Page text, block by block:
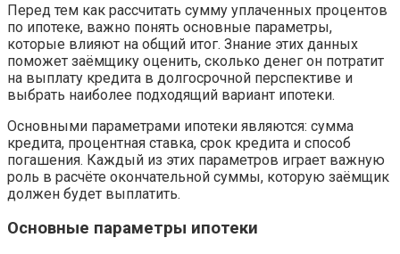
Перед тем как рассчитать сумму уплаченных процентов
по ипотеке, важно понять основные параметры,
которые влияют на общий итог. Знание этих данных
поможет заёмщику оценить, сколько денег он потратит
на выплату кредита в долгосрочной перспективе и
выбрать наиболее подходящий вариант ипотеки.
Основными параметрами ипотеки являются: сумма
кредита, процентная ставка, срок кредита и способ
погашения. Каждый из этих параметров играет важную
роль в расчёте окончательной суммы, которую заёмщик
должен будет выплатить.
Основные параметры ипотеки